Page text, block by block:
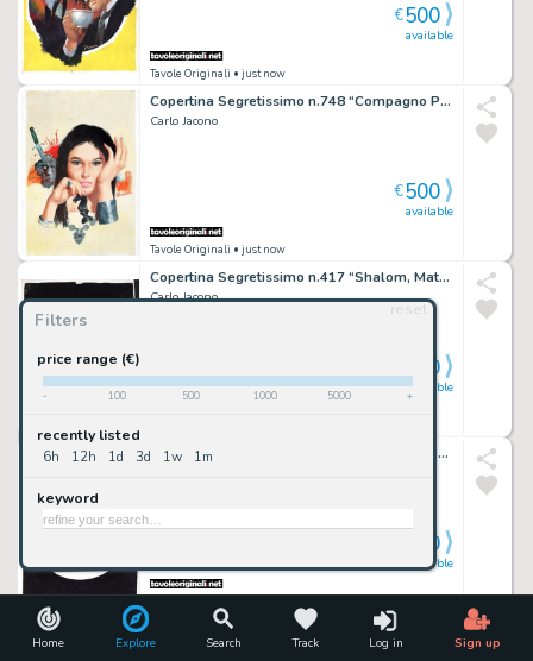
Home Explore Search Track Log in Sign up
Filters
reset
price range (€)
- 100 500 1000 5000 +
recently listed
6h 12h 1d 3d 1w 1m
keyword
Tavole Originali • just now
available
€500
Copertina Segretissimo n.748 “Compagno Presidente” (Ted Allbeury)
Carlo Jacono
Tavole Originali • just now
available
€500
Copertina Segretissimo n.417 “Shalom, Matt” (Francois Chabrey)
Carlo Jacono
available
750
Copertina Segretissimo n.872 “Il Presidente” (Bill Pronzini e Barry N. Malzberg)
available
600
Carlo Jacono